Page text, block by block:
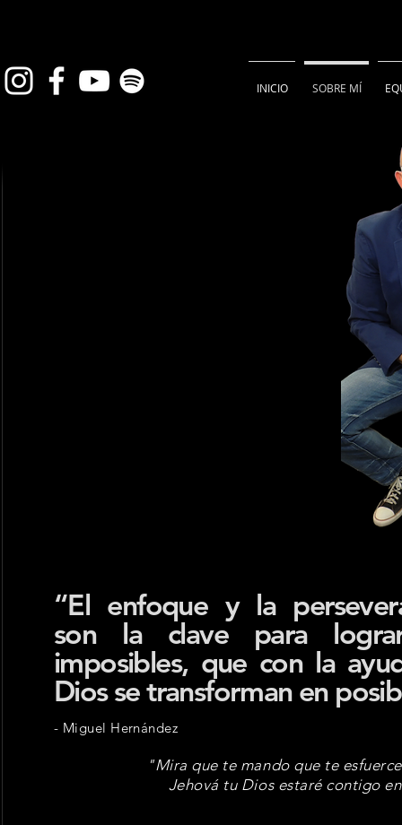
INICIO SOBRE MÍ
SOBRE MÍ
“El enfoque y la
son la clave para
imposibles, que con la
Dios se transforman en
- Miguel Hernández
"Mira que te mando que te
Jehová tu Dios estaré contigo